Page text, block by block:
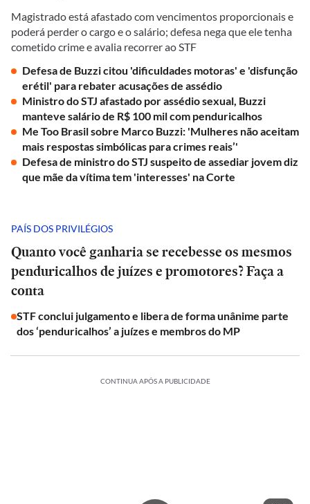
Magistrado está afastado com vencimentos proporcionais e
poderá perder o cargo e o salário; defesa nega que ele tenha
cometido crime e avalia recorrer ao STF
Defesa de Buzzi citou 'dificuldades motoras' e 'disfunção
erétil' para rebater acusações de assédio
Ministro do STJ afastado por assédio sexual, Buzzi
manteve salário de R$ 100 mil com penduricalhos
Me Too Brasil sobre Marco Buzzi: 'Mulheres não aceitam
mais respostas simbólicas para crimes reais’'
Defesa de ministro do STJ suspeito de assediar jovem diz
que mãe da vítima tem 'interesses' na Corte
PAÍS DOS PRIVILÉGIOS
Quanto você ganharia se recebesse os mesmos
penduricalhos de juízes e promotores? Faça a
conta
STF conclui julgamento e libera de forma unânime parte
dos ‘penduricalhos’ a juízes e membros do MP
CONTINUA APÓS A PUBLICIDADE